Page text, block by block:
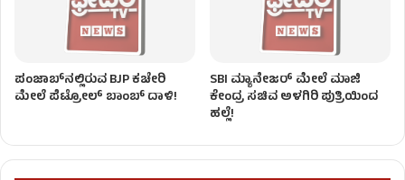
ಪಂಜಾಬ್‌ನಲ್ಲಿರುವ BJP ಕಚೇರಿ
ಮೇಲೆ ಪೆಟ್ರೋಲ್ ಬಾಂಬ್ ದಾಳಿ!
SBI ಮ್ಯಾನೇಜರ್‌ ಮೇಲೆ ಮಾಜಿ
ಕೇಂದ್ರ ಸಚಿವ ಅಳಗಿರಿ ಪುತ್ರಿಯಿಂದ
ಹಲ್ಲೆ!